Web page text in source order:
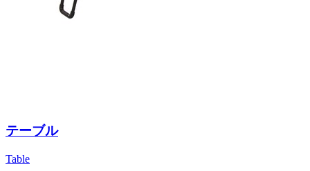
テーブル
Table